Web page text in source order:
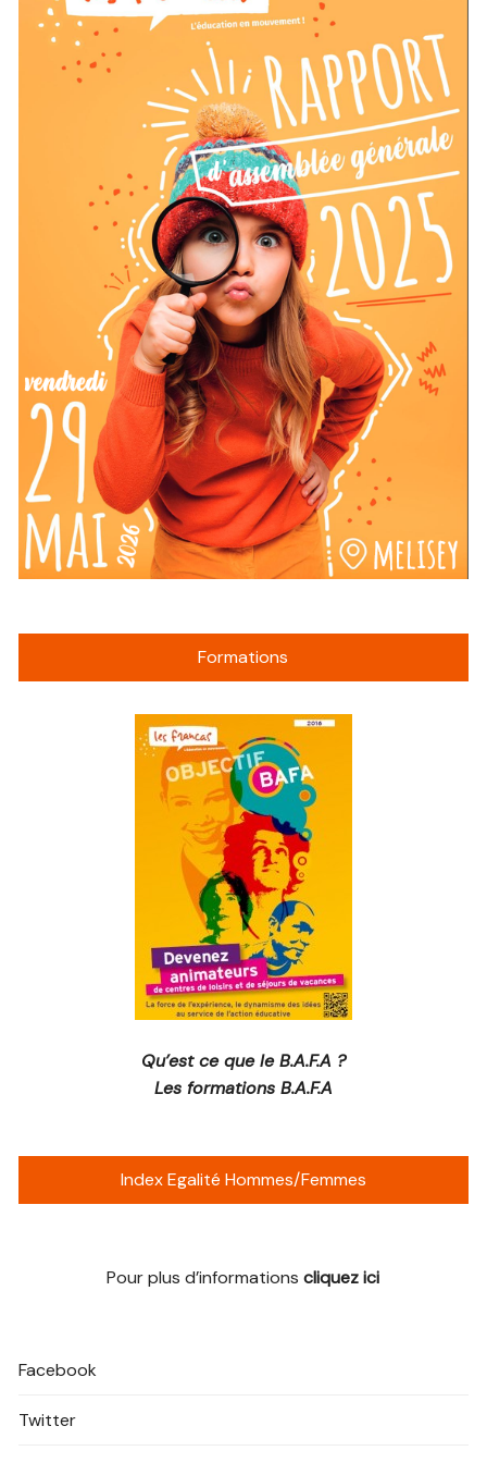
Formations
Qu’est ce que le B.A.F.A ?
Les formations B.A.F.A
Index Egalité Hommes/Femmes
Pour plus d’informationscliquez ici
Facebook
Twitter